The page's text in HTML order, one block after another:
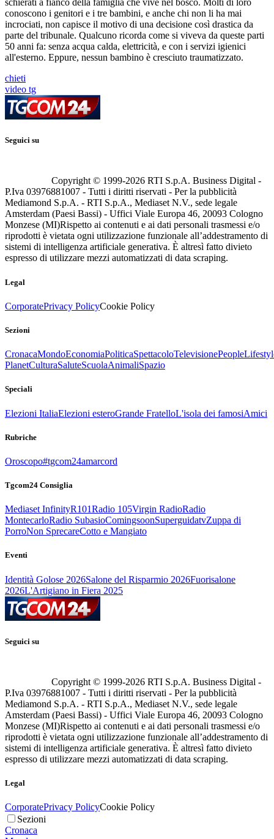
schierati a fianco della famiglia che vive nel bosco. Molti di loro
conoscono i genitori e i tre bambini, e anche chi non li ha mai
incrociati, non capisce il motivo di una decisione così drastica da
parte del tribunale. Qualcuno ricorda come si viveva da queste parti
50 anni fa: senza acqua calda, elettricità, e con i servizi igienici
all'esterno. Eppure, nessun bambino è cresciuto traumatizzato.
chieti
video tg
Seguici su
Copyright © 1999-2026 RTI S.p.A. Business Digital -
P.Iva 03976881007 - Tutti i diritti riservati - Per la pubblicità
Mediamond S.p.A. - RTI S.p.A., Mediaset N.V., sede legale
Amsterdam (Paesi Bassi) - Uffici Viale Europa 46, 20093 Cologno
Monzese (MI)Rispetto ai contenuti e ai dati personali trasmessi e/o
riprodotti è vietata ogni utilizzazione funzionale all’addestramento di
sistemi di intelligenza artificiale generativa. È altresì fatto divieto
espresso di utilizzare mezzi automatizzati di data scraping.
Legal
CorporatePrivacy PolicyCookie Policy
Sezioni
CronacaMondoEconomiaPoliticaSpettacoloTelevisionePeople
PlanetCulturaSaluteScuolaAnimaliSpazio
Speciali
Elezioni ItaliaElezioni esteroGrande FratelloL'isola dei famosiAmici
Rubriche
Oroscopo#tgcom24amarcord
Tgcom24 Consiglia
Mediaset InfinityR101Radio 105Virgin RadioRadio
MontecarloRadio SubasioComingsoonSuperguidatvZuppa di
PorroNon SprecareCotto e Mangiato
Eventi
Identità Golose 2026Salone del Risparmio 2026Fuorisalone
2026L'Artigiano in Fiera 2025
Seguici su
Copyright © 1999-2026 RTI S.p.A. Business Digital -
P.Iva 03976881007 - Tutti i diritti riservati - Per la pubblicità
Mediamond S.p.A. - RTI S.p.A., Mediaset N.V., sede legale
Amsterdam (Paesi Bassi) - Uffici Viale Europa 46, 20093 Cologno
Monzese (MI)Rispetto ai contenuti e ai dati personali trasmessi e/o
riprodotti è vietata ogni utilizzazione funzionale all’addestramento di
sistemi di intelligenza artificiale generativa. È altresì fatto divieto
espresso di utilizzare mezzi automatizzati di data scraping.
Legal
CorporatePrivacy PolicyCookie Policy
Sezioni
Cronaca